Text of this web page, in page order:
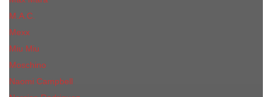
M.А.C.
Mexx
Miu Miu
Mоsсhino
Naomi Campbell